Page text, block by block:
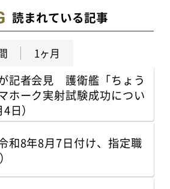
読まれている記事
1ヶ月
記者会見 護衛艦「ちょう
ホーク実射試験成功につい
日）
和8年8月7日付け、指定職